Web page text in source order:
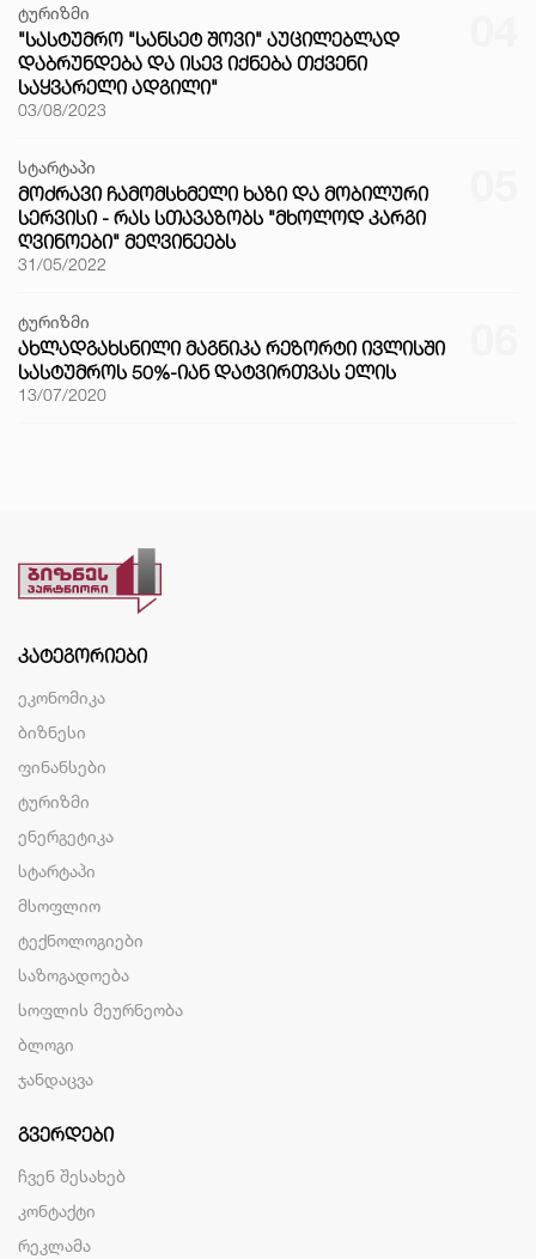
ტურიზმი
"ᲡᲐᲡᲢᲣᲛᲠᲝ "ᲡᲐᲜᲡᲔᲢ ᲨᲝᲕᲘ" ᲐᲣᲪᲘᲚᲔᲑᲚᲐᲓ
ᲓᲐᲑᲠᲣᲜᲓᲔᲑᲐ ᲓᲐ ᲘᲡᲔᲕ ᲘᲥᲜᲔᲑᲐ ᲗᲥᲕᲔᲜᲘ
ᲡᲐᲧᲕᲐᲠᲔᲚᲘ ᲐᲓᲒᲘᲚᲘ"
03/08/2023
სტარტაპი
ᲛᲝᲫᲠᲐᲕᲘ ᲩᲐᲛᲝᲛᲡᲮᲛᲔᲚᲘ ᲮᲐᲖᲘ ᲓᲐ ᲛᲝᲑᲘᲚᲣᲠᲘ
ᲡᲔᲠᲕᲘᲡᲘ - ᲠᲐᲡ ᲡᲗᲐᲕᲐᲖᲝᲑᲡ "ᲛᲮᲝᲚᲝᲓ ᲙᲐᲠᲒᲘ
ᲦᲕᲘᲜᲝᲔᲑᲘ" ᲛᲔᲦᲕᲘᲜᲔᲔᲑᲡ
31/05/2022
ტურიზმი
ᲐᲮᲚᲐᲓᲒᲐᲮᲡᲜᲘᲚᲘ ᲛᲐᲒᲜᲘᲙᲐ ᲠᲔᲖᲝᲠᲢᲘ ᲘᲕᲚᲘᲡᲨᲘ
ᲡᲐᲡᲢᲣᲛᲠᲝᲡ 50%-ᲘᲐᲜ ᲓᲐᲢᲕᲘᲠᲗᲕᲐᲡ ᲔᲚᲘᲡ
13/07/2020
ᲙᲐᲢᲔᲒᲝᲠᲘᲔᲑᲘ
ეკონომიკა
ბიზნესი
ფინანსები
ტურიზმი
ენერგეტიკა
სტარტაპი
მსოფლიო
ტექნოლოგიები
საზოგადოება
სოფლის მეურნეობა
ბლოგი
ჯანდაცვა
ᲒᲕᲔᲠᲓᲔᲑᲘ
ჩვენ შესახებ
კონტაქტი
რეკლამა